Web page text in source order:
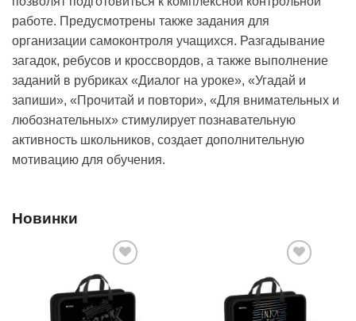
работе. Предусмотрены также задания для
организации самоконтроля учащихся. Разгадывание
загадок, ребусов и кроссвордов, а также выполнение
заданий в рубриках «Диалог на уроке», «Угадай и
запиши», «Прочитай и повтори», «Для внимательных и
любознательных» стимулирует познавательную
активность школьников, создает дополнительную
мотивацию для обучения.
Новинки
Добавить
в список
желаний
Добавить
в список
желаний